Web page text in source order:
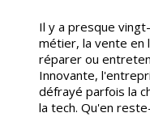
Il y a presque
métier, la vente en
réparer ou
Innovante,
défrayé parfois la
la tech. Qu'en